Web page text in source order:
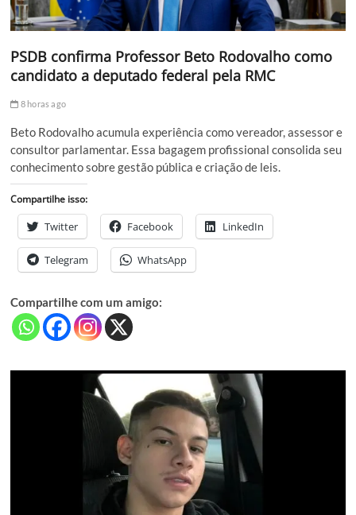
PSDB confirma Professor Beto Rodovalho como
candidato a deputado federal pela RMC
8 horas ago
Beto Rodovalho acumula experiência como vereador, assessor e
consultor parlamentar. Essa bagagem profissional consolida seu
conhecimento sobre gestão pública e criação de leis.
Compartilhe isso:
Twitter Facebook LinkedIn
Telegram WhatsApp
Compartilhe com um amigo: